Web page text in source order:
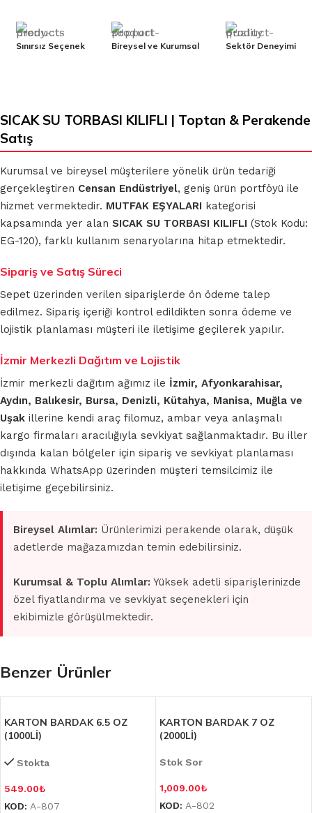
Sınırsız Seçenek Bireysel ve Kurumsal Sektör Deneyimi
SICAK SU TORBASI KILIFLI | Toptan & Perakende
Satış
Kurumsal ve bireysel müşterilere yönelik ürün tedariği
gerçekleştiren Censan Endüstriyel, geniş ürün portföyü ile
hizmet vermektedir. MUTFAK EŞYALARI kategorisi
kapsamında yer alan SICAK SU TORBASI KILIFLI (Stok Kodu:
EG-120), farklı kullanım senaryolarına hitap etmektedir.
Sipariş ve Satış Süreci
Sepet üzerinden verilen siparişlerde ön ödeme talep
edilmez. Sipariş içeriği kontrol edildikten sonra ödeme ve
lojistik planlaması müşteri ile iletişime geçilerek yapılır.
İzmir Merkezli Dağıtım ve Lojistik
İzmir merkezli dağıtım ağımız ile İzmir, Afyonkarahisar,
Aydın, Balıkesir, Bursa, Denizli, Kütahya, Manisa, Muğla ve
Uşak illerine kendi araç filomuz, ambar veya anlaşmalı
kargo firmaları aracılığıyla sevkiyat sağlanmaktadır. Bu iller
dışında kalan bölgeler için sipariş ve sevkiyat planlaması
hakkında WhatsApp üzerinden müşteri temsilcimiz ile
iletişime geçebilirsiniz.
Bireysel Alımlar: Ürünlerimizi perakende olarak, düşük
adetlerde mağazamızdan temin edebilirsiniz.
Kurumsal & Toplu Alımlar: Yüksek adetli siparişlerinizde
özel fiyatlandırma ve sevkiyat seçenekleri için
ekibimizle görüşülmektedir.
Benzer Ürünler
KARTON BARDAK 6.5 OZ
(1000Lİ)
Stokta
549.00₺
KOD: A-807
KARTON BARDAK 7 OZ
(2000Lİ)
Stok Sor
1,009.00₺
KOD: A-802